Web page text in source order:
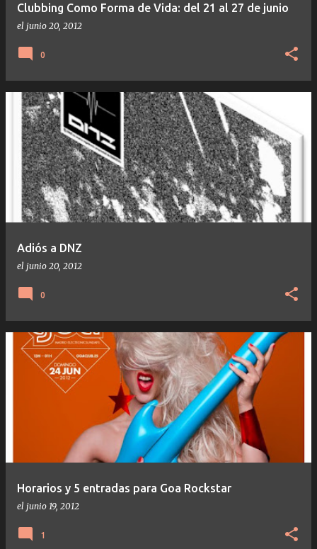
Clubbing Como Forma de Vida: del 21 al 27 de junio
el junio 20, 2012
0
Adiós a DNZ
el junio 20, 2012
0
Horarios y 5 entradas para Goa Rockstar
el junio 19, 2012
1